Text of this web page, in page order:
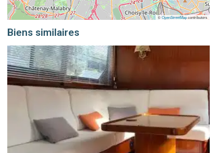
©OpenStreetMapcontributors
Biens similaires